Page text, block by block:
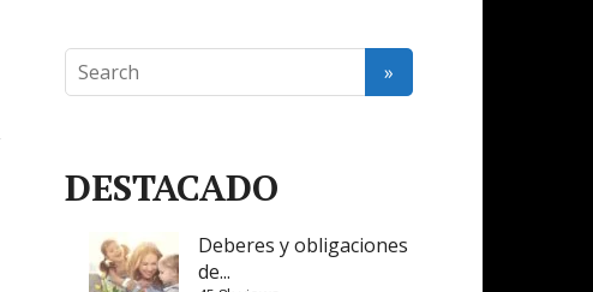
DESTACADO
Deberes y obligaciones
de...